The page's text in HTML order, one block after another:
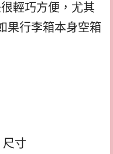
輕巧方便，尤其
果行李箱本身空箱
尺寸